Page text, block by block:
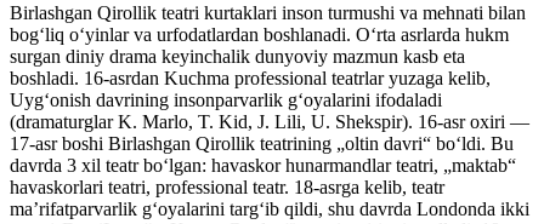
Birlashgan Qirollik teatri kurtaklari inson turmushi va mehnati bilan
bogʻliq oʻyinlar va urfodatlardan boshlanadi. Oʻrta asrlarda hukm
surgan diniy drama keyinchalik dunyoviy mazmun kasb eta
boshladi. 16-asrdan Kuchma professional teatrlar yuzaga kelib,
Uygʻonish davrining insonparvarlik gʻoyalarini ifodaladi
(dramaturglar K. Marlo, T. Kid, J. Lili, U. Shekspir). 16-asr oxiri —
17-asr boshi Birlashgan Qirollik teatrining „oltin davri“ boʻldi. Bu
davrda 3 xil teatr boʻlgan: havaskor hunarmandlar teatri, „maktab“
havaskorlari teatri, professional teatr. 18-asrga kelib, teatr
maʼrifatparvarlik gʻoyalarini targʻib qildi, shu davrda Londonda ikki